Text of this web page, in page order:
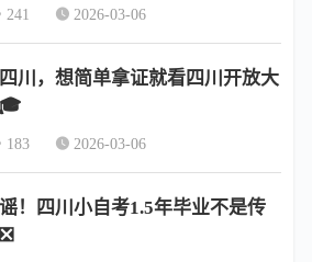
241 2026-03-06
川，想简单拿证就看四川开放大
183 2026-03-06
！四川小自考1.5年毕业不是传